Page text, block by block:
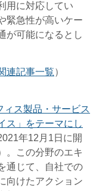
用に対応してい
緊急性が高いケー
が可能になるとし
連記事一覧）
ィス製品・サービス
ス」をテーマにし
年12月1日に開
。
この分野のエキ
通じて、自社での
向けたアクション